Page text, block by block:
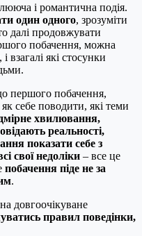
і романтична подія.
один одного, зрозуміти
далі продовжувати
побачення, можна
взагалі які стосунки
першого побачення,
себе поводити, які теми
хвилювання,
реальності,
показати себе з
свої недоліки – все це
побачення піде не за
.
довгоочікуване
правил поведінки,